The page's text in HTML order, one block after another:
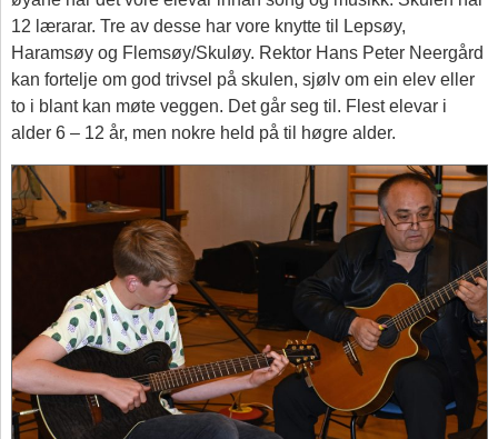
12 lærarar. Tre av desse har vore knytte til Lepsøy,
Haramsøy og Flemsøy/Skuløy. Rektor Hans Peter Neergård
kan fortelje om god trivsel på skulen, sjølv om ein elev eller
to i blant kan møte veggen. Det går seg til. Flest elevar i
alder 6 – 12 år, men nokre held på til høgre alder.